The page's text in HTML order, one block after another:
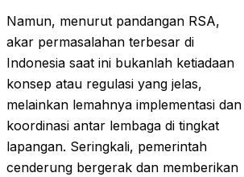
Namun, menurut pandangan RSA,
akar permasalahan terbesar di
Indonesia saat ini bukanlah ketiadaan
konsep atau regulasi yang jelas,
melainkan lemahnya implementasi dan
koordinasi antar lembaga di tingkat
lapangan. Seringkali, pemerintah
cenderung bergerak dan memberikan